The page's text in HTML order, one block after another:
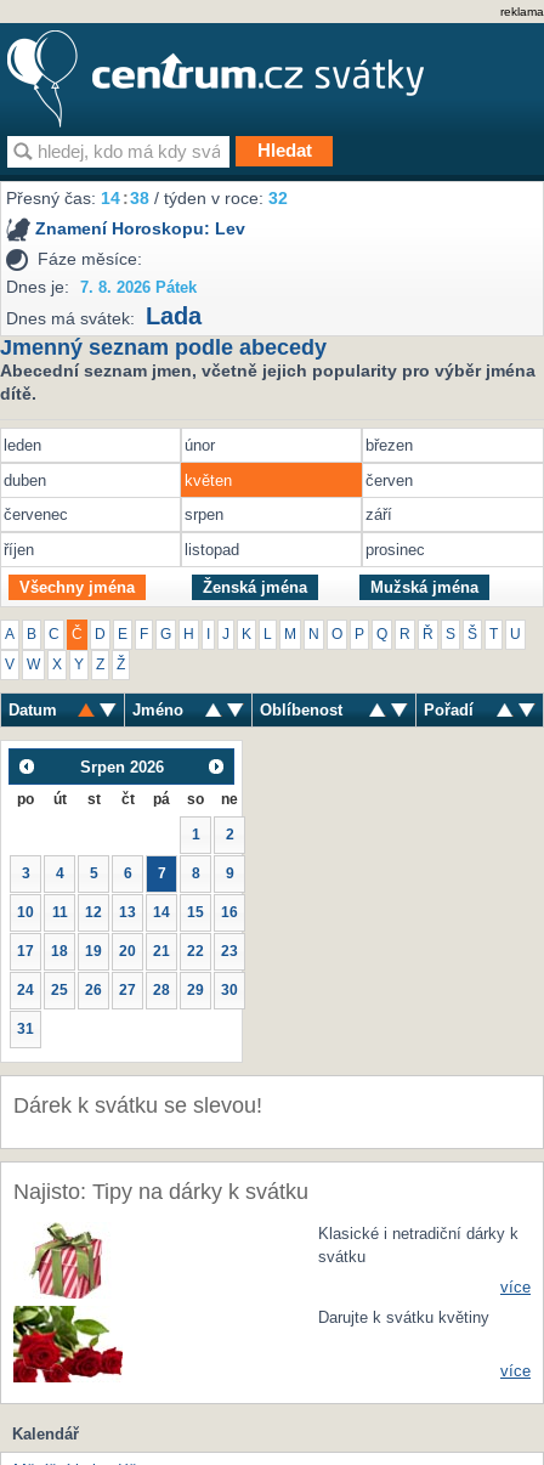
reklama
Přesný čas:14 38 / týden v roce:32
Znamení Horoskopu: Lev
Fáze měsíce:
Dnes je:
7. 8. 2026 Pátek
Dnes má svátek: Lada
Jmenný seznam podle abecedy
Abecední seznam jmen, včetně jejich popularity pro výběr jména
dítě.
leden únor
březen
duben
květen
červen
červenec
srpen
září
říjen
listopad prosinec
Všechny jména Ženská jména Mužská jména
A B C Č D E F G H J K M N O P Q R Ř S Š U
V W X Y Z Ž
Datum Jméno Oblíbenost Pořadí
Srpen 2026
po út st čt pá so ne
1 2
3 4 5 6 7 8 9
10 11 12 13 14 15 16
17 18 19 20 21 22 23
24 25 26 27 28 29 30
31
Dárek k svátku se slevou!
Najisto: Tipy na dárky k svátku
Klasické i netradiční dárky k
svátku
více
Darujte k svátku květiny
více
Kalendář